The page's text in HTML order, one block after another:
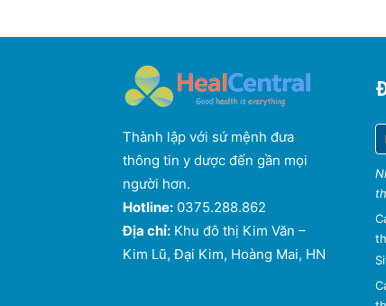
Thành lập với sứ mệnh đưa
thông tin y dược đến gần mọi
người hơn.
Hotline: 0375.288.862
Địa chỉ: Khu đô thị Kim Văn –
Kim Lũ, Đại Kim, Hoàng Mai, HN